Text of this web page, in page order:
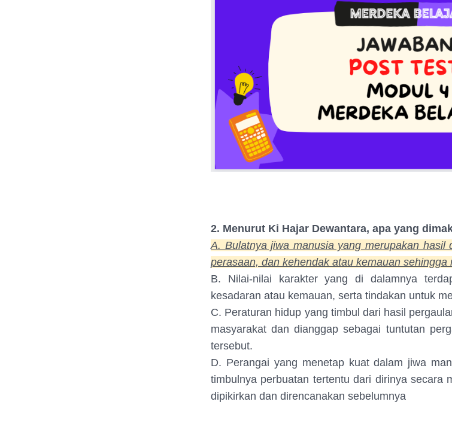
2. Menurut Ki Hajar Dewantara, apa yang
A. Bulatnya jiwa manusia yang merupakan hasil
perasaan, dan kehendak atau kemauan sehingga
B. Nilai-nilai karakter yang di dalamnya
kesadaran atau kemauan, serta tindakan untuk
C. Peraturan hidup yang timbul dari hasil
masyarakat dan dianggap sebagai tuntutan
tersebut.
D. Perangai yang menetap kuat dalam jiwa
timbulnya perbuatan tertentu dari dirinya secara
dipikirkan dan direncanakan sebelumnya